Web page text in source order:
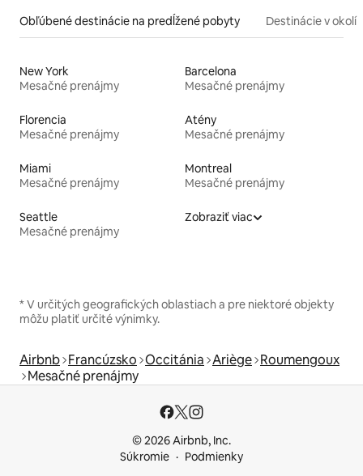
Obľúbené destinácie na predĺžené pobyty Destinácie v okolí
New York
Mesačné prenájmy
Barcelona
Mesačné prenájmy
Florencia
Mesačné prenájmy
Atény
Mesačné prenájmy
Miami
Mesačné prenájmy
Montreal
Mesačné prenájmy
Seattle
Mesačné prenájmy
Zobraziť viac
* V určitých geografických oblastiach a pre niektoré objekty
môžu platiť určité výnimky.
Airbnb Francúzsko Occitánia Ariège Roumengoux
Mesačné prenájmy
© 2026 Airbnb, Inc.
Súkromie
Podmienky